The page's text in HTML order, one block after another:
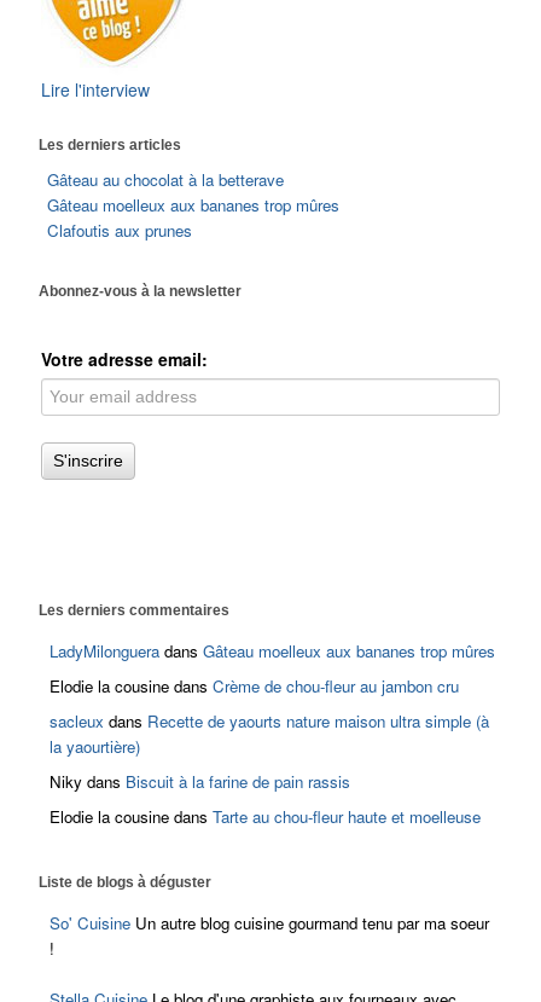
Lire l'interview
Les derniers articles
Gâteau au chocolat à la betterave
Gâteau moelleux aux bananes trop mûres
Clafoutis aux prunes
Abonnez-vous à la newsletter
Votre adresse email:
Les derniers commentaires
LadyMilonguera dansGâteau moelleux aux bananes trop mûres
Elodie la cousine dansCrème de chou-fleur au jambon cru
sacleux dans Recette de yaourts nature maison ultra simple (à
la yaourtière)
Niky dans Biscuit à la farine de pain rassis
Elodie la cousine dansTarte au chou-fleur haute et moelleuse
Liste de blogs à déguster
So' Cuisine Un autre blog cuisine gourmand tenu par ma soeur
!